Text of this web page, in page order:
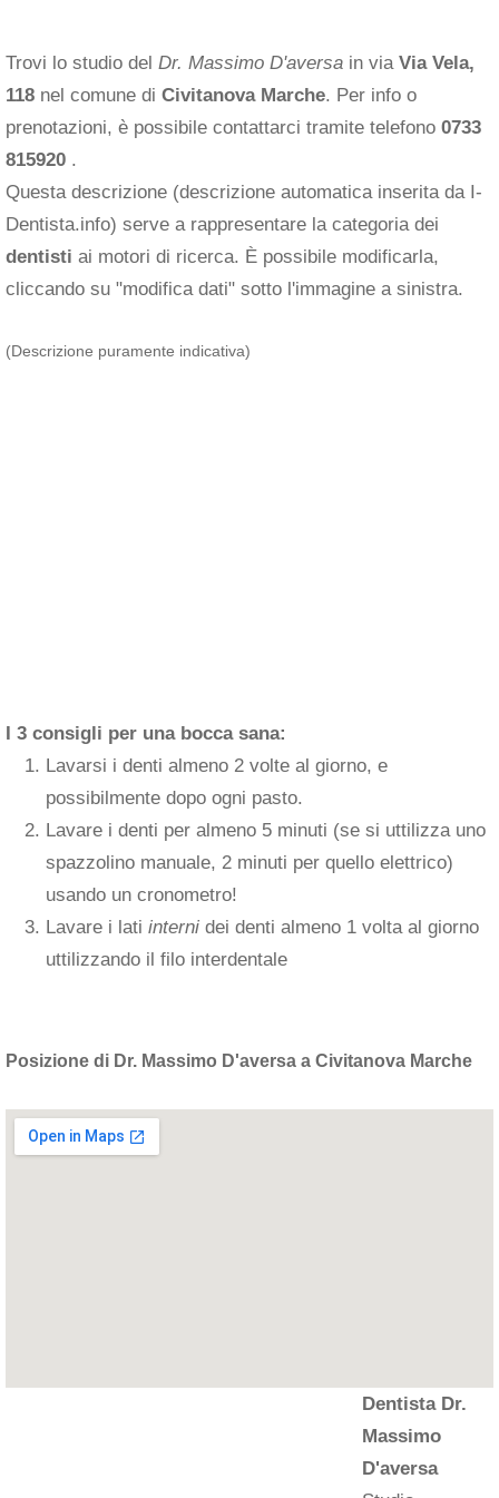
Trovi lo studio del Dr. Massimo D'aversa in via Via Vela,
118 nel comune di Civitanova Marche. Per info o
prenotazioni, è possibile contattarci tramite telefono 0733
815920 .
Questa descrizione (descrizione automatica inserita da I-
Dentista.info) serve a rappresentare la categoria dei
dentisti ai motori di ricerca. È possibile modificarla,
cliccando su "modifica dati" sotto l'immagine a sinistra.
(Descrizione puramente indicativa)
I 3 consigli per una bocca sana:
Lavarsi i denti almeno 2 volte al giorno, e
possibilmente dopo ogni pasto.
Lavare i denti per almeno 5 minuti (se si uttilizza uno
spazzolino manuale, 2 minuti per quello elettrico)
usando un cronometro!
Lavare i lati interni dei denti almeno 1 volta al giorno
uttilizzando il filo interdentale
Posizione di Dr. Massimo D'aversa a Civitanova Marche
Dentista Dr.
Massimo
D'aversa